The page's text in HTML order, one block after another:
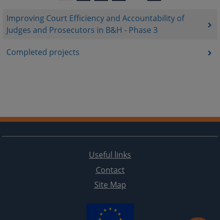
Improving Court Efficiency and Accountability of
Judges and Prosecutors in B&H - Phase 3
Completed projects
Useful links
Contact
Site Map